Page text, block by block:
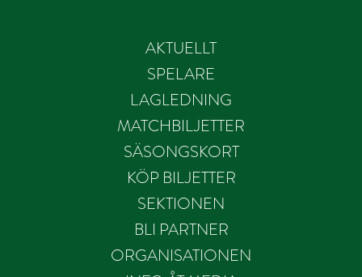
AKTUELLT
SPELARE
LAGLEDNING
MATCHBILJETTER
SÄSONGSKORT
KÖP BILJETTER
SEKTIONEN
BLI PARTNER
ORGANISATIONEN